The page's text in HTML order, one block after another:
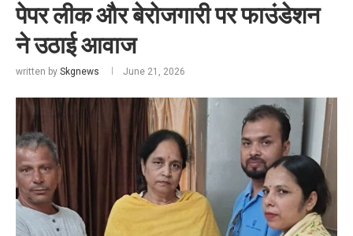
पेपर लीक और बेरोजगारी पर फाउंडेशन
ने उठाई आवाज
written by Skgnews June 21, 2026